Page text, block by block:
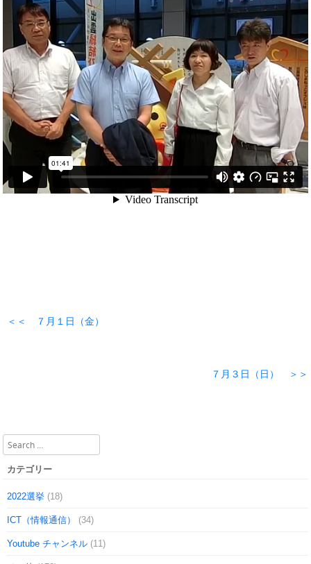
＜＜ ７月１日（金）
７月３日（日） ＞＞
Search
カテゴリー
2022選挙 (18)
ICT（情報通信） (34)
Youtube チャンネル (11)